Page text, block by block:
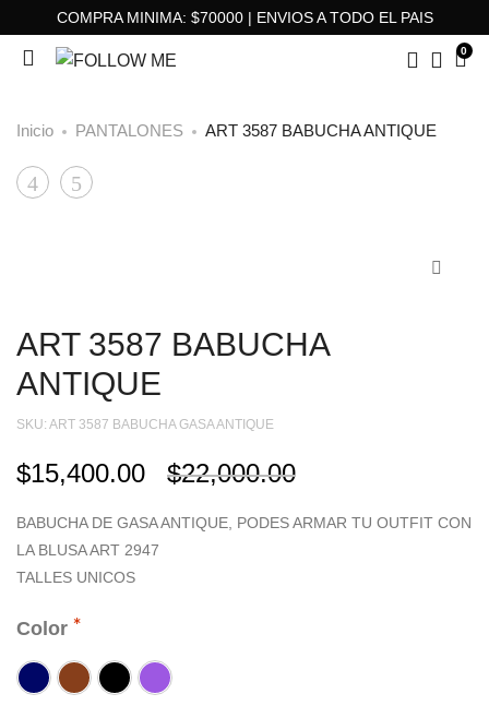
COMPRA MINIMA: $70000 | ENVIOS A TODO EL PAIS
0
Inicio PANTALONES ART 3587 BABUCHA ANTIQUE
ARTART
ART 3587 BABUCHA
ANTIQUE
SKU: ART 3587 BABUCHA GASA ANTIQUE
$22,000.00
$15,400.00
BABUCHA DE GASA ANTIQUE, PODES ARMAR TU OUTFIT CON
LA BLUSA ART 2947
TALLES UNICOS
Color